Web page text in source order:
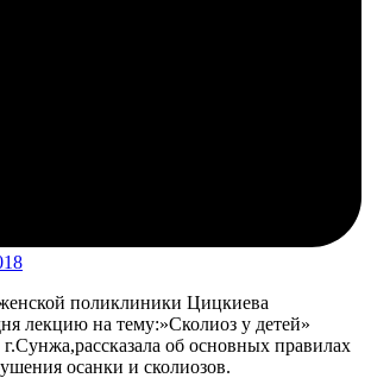
поликлиники Цицкиева
лекцию на тему:»Сколиоз у детей»
об основных правилах
осанки и сколиозов.